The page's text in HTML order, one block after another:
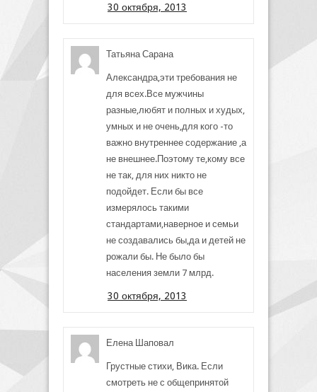
30 октября, 2013
Татьяна Сарана
Александра,эти требования не
для всех.Все мужчины
разные,любят и полных и худых,
умных и не очень,для кого -то
важно внутреннее содержание ,а
не внешнее.Поэтому те,кому все
не так, для них никто не
подойдет. Если бы все
измерялось такими
стандартами,наверное и семьи
не создавались бы,да и детей не
рожали бы. Не было бы
населения земли 7 млрд.
30 октября, 2013
Елена Шаповал
Грустные стихи, Вика. Если
смотреть не с общепринятой